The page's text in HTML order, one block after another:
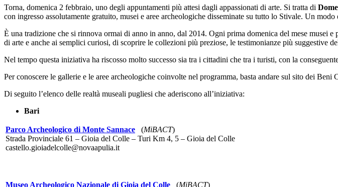
Torna, domenica 2 febbraio, uno degli appuntamenti più attesi dagli appassionati di arte. Si tratta di
con ingresso assolutamente gratuito, musei e aree archeologiche disseminate su tutto lo Stivale. Un
È una tradizione che si rinnova ormai di anno in anno, dal 2014. Ogni prima domenica del mese musei
di arte e anche ai semplici curiosi, di scoprire le collezioni più preziose, le testimonianze più suggestive
Nel tempo questa iniziativa ha riscosso molto successo sia tra i cittadini che tra i turisti, con la
Per conoscere le gallerie e le aree archeologiche coinvolte nel programma, basta andare sul sito dei Beni
Di seguito l’elenco delle realtà museali pugliesi che aderiscono all’iniziativa:
Bari
Parco Archeologico di Monte Sannace (MiBACT)
Strada Provinciale 61 – Gioia del Colle – Turi Km 4, 5 – Gioia del Colle
castello.gioiadelcolle@novaapulia.it
Museo Archeologico Nazionale di Gioia del Colle (MiBACT)